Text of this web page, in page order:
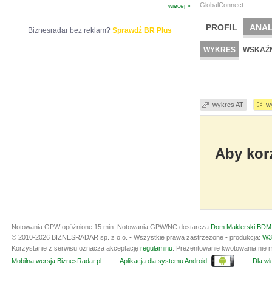
GlobalConnect
PROFIL
BR LAB
WYKRES
wykres AT
Aby
więcej »
Biznesradar bez reklam? Sprawdź BR Plus
Notowania GPW opóźnione 15 min. Notowania GPW/NC dostarcza Dom Maklerski
© 2010-2026 BIZNESRADAR sp. z o.o. • Wszystkie prawa zastrzeżone • produkcja:
Korzystanie z serwisu oznacza akceptację regulaminu . Prezentowanie kwotowania
Mobilna wersja BiznesRadar.pl
Aplikacja dla systemu Android Dla